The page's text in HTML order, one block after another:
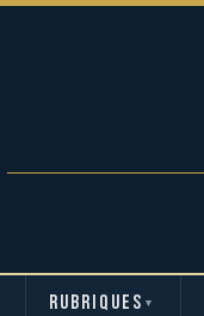
RUBRIQUES ▼